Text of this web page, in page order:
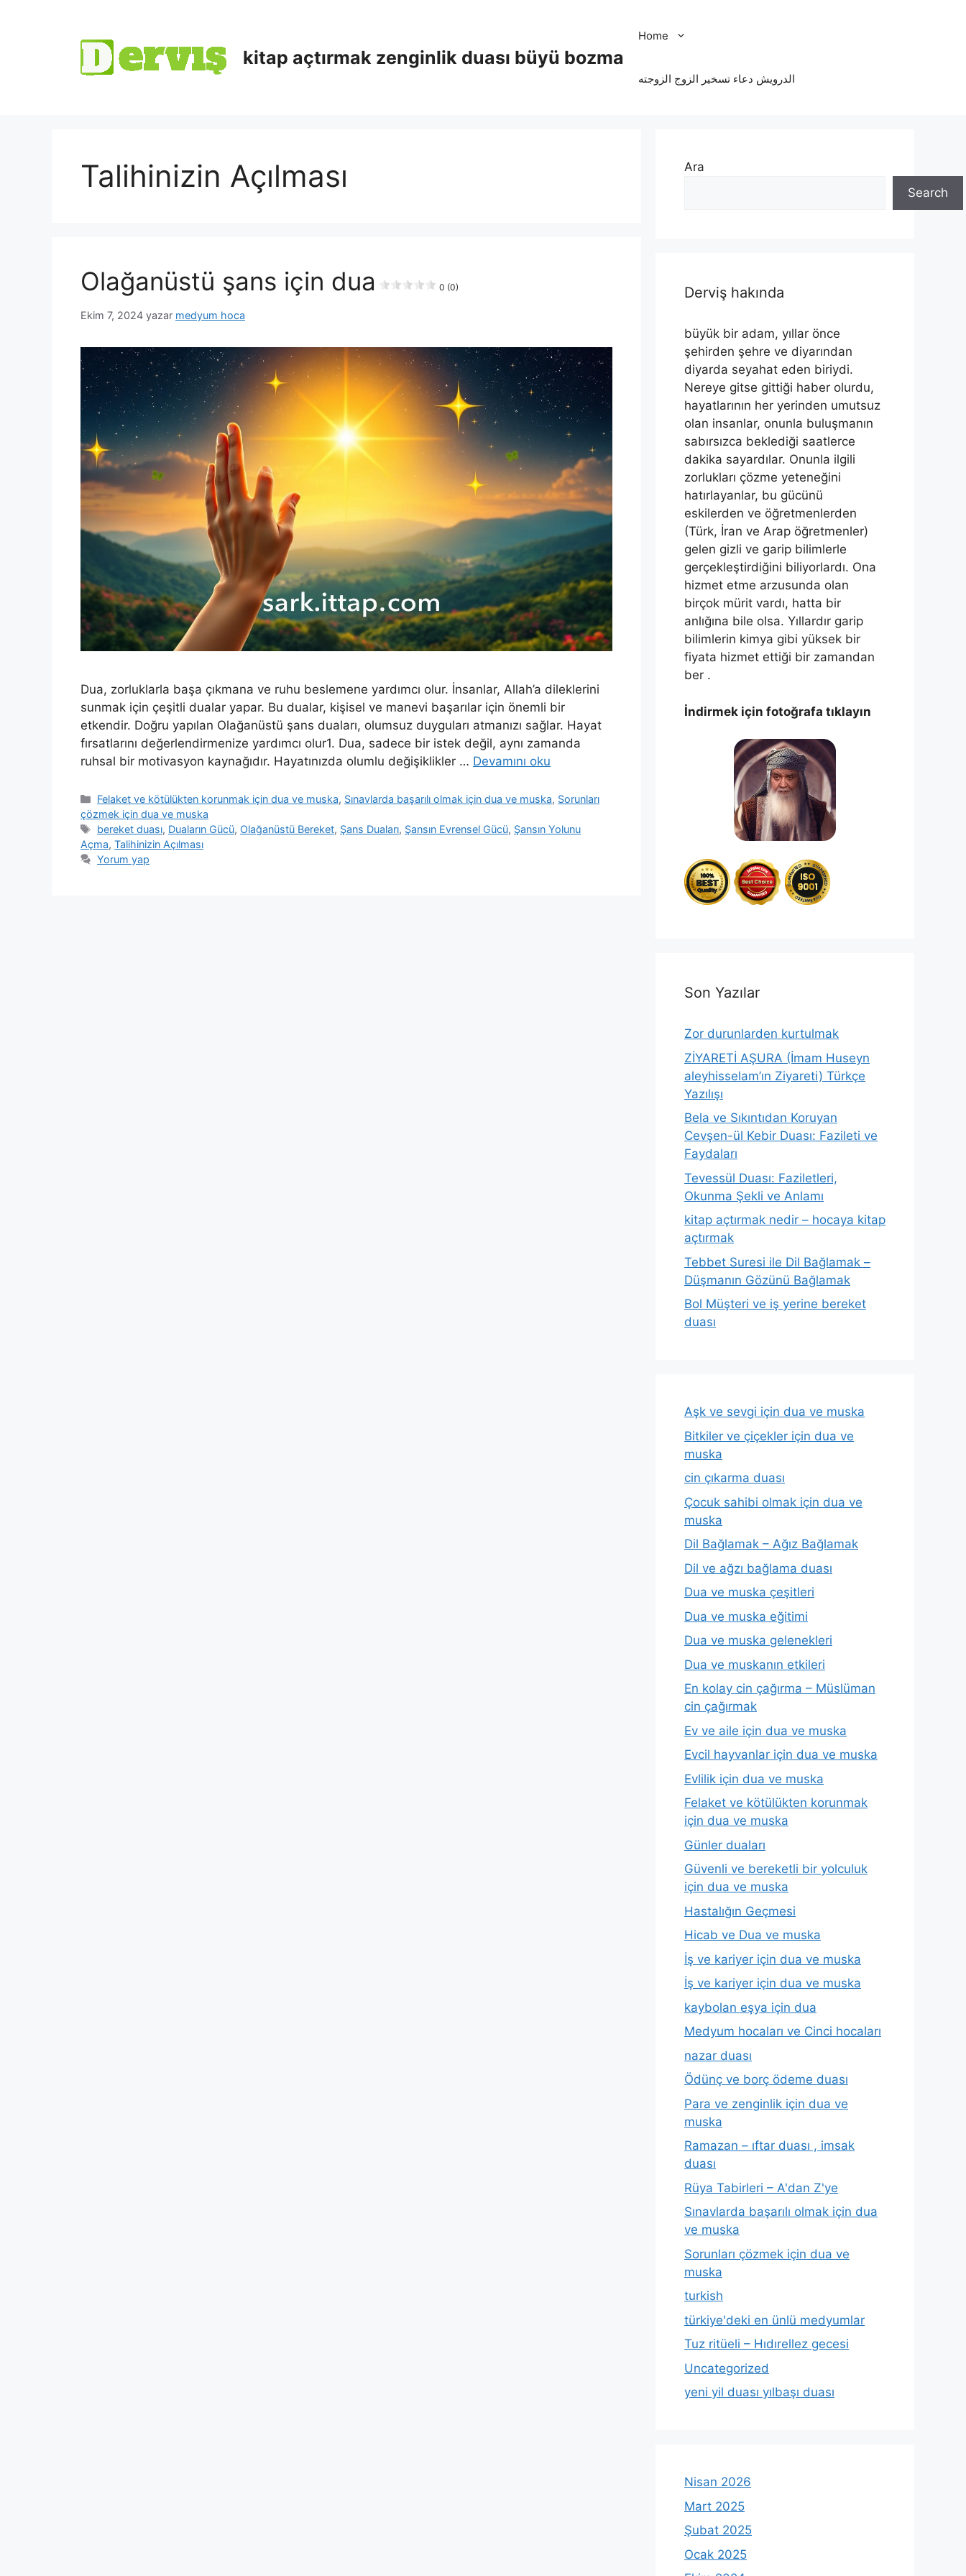
kitap açtırmak zenginlik duası büyü bozma
Home
الدرویش دعاء تسخير الزوج الزوجته
Talihinizin Açılması
Olağanüstü şans için dua 0 (0)
Ekim 7, 2024 yazar medyum hoca
Dua, zorluklarla başa çıkmana ve ruhu beslemene yardımcı olur. İnsanlar, Allah’a dileklerini
sunmak için çeşitli dualar yapar. Bu dualar, kişisel ve manevi başarılar için önemli bir
etkendir. Doğru yapılan Olağanüstü şans duaları, olumsuz duyguları atmanızı sağlar. Hayat
fırsatlarını değerlendirmenize yardımcı olur1. Dua, sadece bir istek değil, aynı zamanda
ruhsal bir motivasyon kaynağıdır. Hayatınızda olumlu değişiklikler … Devamını oku
Felaket ve kötülükten korunmak için dua ve muska, Sınavlarda başarılı olmak için dua ve muska, Sorunları
çözmek için dua ve muska
bereket duası, Duaların Gücü, Olağanüstü Bereket, Şans Duaları, Şansın Evrensel Gücü, Şansın Yolunu
Açma, Talihinizin Açılması
Yorum yap
Ara
Search
Derviş hakında
büyük bir adam, yıllar önce
şehirden şehre ve diyarından
diyarda seyahat eden biriydi.
Nereye gitse gittiği haber olurdu,
hayatlarının her yerinden umutsuz
olan insanlar, onunla buluşmanın
sabırsızca beklediği saatlerce
dakika sayardılar. Onunla ilgili
zorlukları çözme yeteneğini
hatırlayanlar, bu gücünü
eskilerden ve öğretmenlerden
(Türk, İran ve Arap öğretmenler)
gelen gizli ve garip bilimlerle
gerçekleştirdiğini biliyorlardı. Ona
hizmet etme arzusunda olan
birçok mürit vardı, hatta bir
anlığına bile olsa. Yıllardır garip
bilimlerin kimya gibi yüksek bir
fiyata hizmet ettiği bir zamandan
ber .
İndirmek için fotoğrafa tıklayın
Son Yazılar
Zor durunlarden kurtulmak
ZİYARETİ AŞURA (İmam Huseyn
aleyhisselam’ın Ziyareti) Türkçe
Yazılışı
Bela ve Sıkıntıdan Koruyan
Cevşen-ül Kebir Duası: Fazileti ve
Faydaları
Tevessül Duası: Faziletleri,
Okunma Şekli ve Anlamı
kitap açtırmak nedir – hocaya kitap
açtırmak
Tebbet Suresi ile Dil Bağlamak –
Düşmanın Gözünü Bağlamak
Bol Müşteri ve iş yerine bereket
duası
Aşk ve sevgi için dua ve muska
Bitkiler ve çiçekler için dua ve
muska
cin çıkarma duası
Çocuk sahibi olmak için dua ve
muska
Dil Bağlamak – Ağız Bağlamak
Dil ve ağzı bağlama duası
Dua ve muska çeşitleri
Dua ve muska eğitimi
Dua ve muska gelenekleri
Dua ve muskanın etkileri
En kolay cin çağırma – Müslüman
cin çağırmak
Ev ve aile için dua ve muska
Evcil hayvanlar için dua ve muska
Evlilik için dua ve muska
Felaket ve kötülükten korunmak
için dua ve muska
Günler duaları
Güvenli ve bereketli bir yolculuk
için dua ve muska
Hastalığın Geçmesi
Hicab ve Dua ve muska
İş ve kariyer için dua ve muska
İş ve kariyer için dua ve muska
kaybolan eşya için dua
Medyum hocaları ve Cinci hocaları
nazar duası
Ödünç ve borç ödeme duası
Para ve zenginlik için dua ve
muska
Ramazan – ıftar duası , imsak
duası
Rüya Tabirleri – A'dan Z'ye
Sınavlarda başarılı olmak için dua
ve muska
Sorunları çözmek için dua ve
muska
turkish
türkiye'deki en ünlü medyumlar
Tuz ritüeli – Hıdırellez gecesi
Uncategorized
yeni yil duası yılbaşı duası
Nisan 2026
Mart 2025
Şubat 2025
Ocak 2025